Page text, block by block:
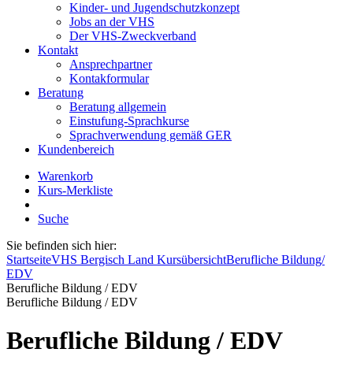
Kinder- und Jugendschutzkonzept
Jobs an der VHS
Der VHS-Zweckverband
Kontakt
Ansprechpartner
Kontakformular
Beratung
Beratung allgemein
Einstufung-Sprachkurse
Sprachverwendung gemäß GER
Kundenbereich
Warenkorb
Kurs-Merkliste
Suche
Sie befinden sich hier:
StartseiteVHS Bergisch Land KursübersichtBerufliche Bildung/
EDV
Berufliche Bildung / EDV
Berufliche Bildung / EDV
Berufliche Bildung / EDV